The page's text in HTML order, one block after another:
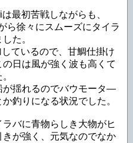
最初苦戦しながらも、
ら徐々にスムーズにタイラ
た。
ているので、甘鯛仕掛け
日は風が強く波も高くて
が揺れるのでバウモータ―
釣りになる状況でした。
バに青物らしき大物がヒ
が強く、元気なのでなか